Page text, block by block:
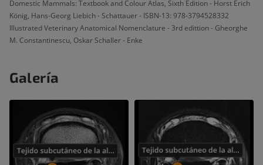
Domestic Mammals: Textbook and Colour Atlas, Sixth Edition - Horst Erich
König, Hans-Georg Liebich - Schattauer - ISBN-13: 978-3794528332
Illustrated Veterinary Anatomical Nomenclature - 3rd edittion - Gheorghe
M. Constantinescu, Oskar Schaller - Enke
Galería